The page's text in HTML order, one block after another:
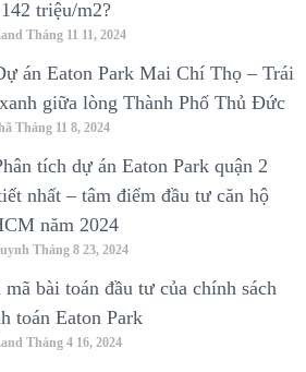
triệu/m2?
Tháng 11 11, 2024
án Eaton Park Mai Chí Thọ – Trái
giữa lòng Thành Phố Thủ Đức
Tháng 11 8, 2024
tích dự án Eaton Park quận 2
nhất – tâm điểm đầu tư căn hộ
năm 2024
Tháng 8 23, 2024
bài toán đầu tư của chính sách
toán Eaton Park
Tháng 4 16, 2024